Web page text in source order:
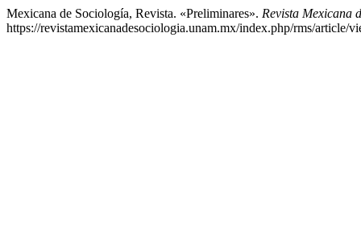
Mexicana de Sociología, Revista. «Preliminares». Revista Mexicana
https://revistamexicanadesociologia.unam.mx/index.php/rms/article/